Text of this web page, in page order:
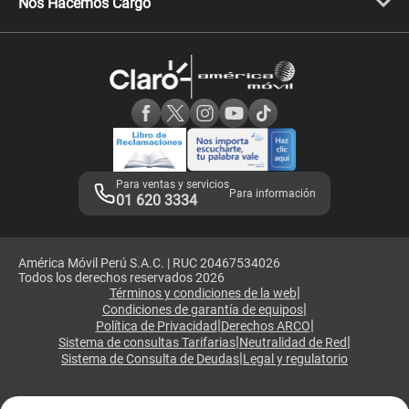
Comprobantes electrónicos
Consulta de IMEI
Consulta de reclamos
Adquirientes iPhone 6, 6S y SE
Mensaje de Seguridad
Términos y Condiciones de Tienda Claro
Libro de Reclamaciones
Legales de marketplace
Para ventas y servicios
01 620 3334 Para información
América Móvil Perú S.A.C. | RUC 20467534026
Todos los derechos reservados 2026
Términos y condiciones de la web|
Condiciones de garantía de equipos|
Política de Privacidad|Derechos ARCO|
Sistema de consultas Tarifarias|Neutralidad de Red|
Sistema de Consulta de Deudas|Legal y regulatorio